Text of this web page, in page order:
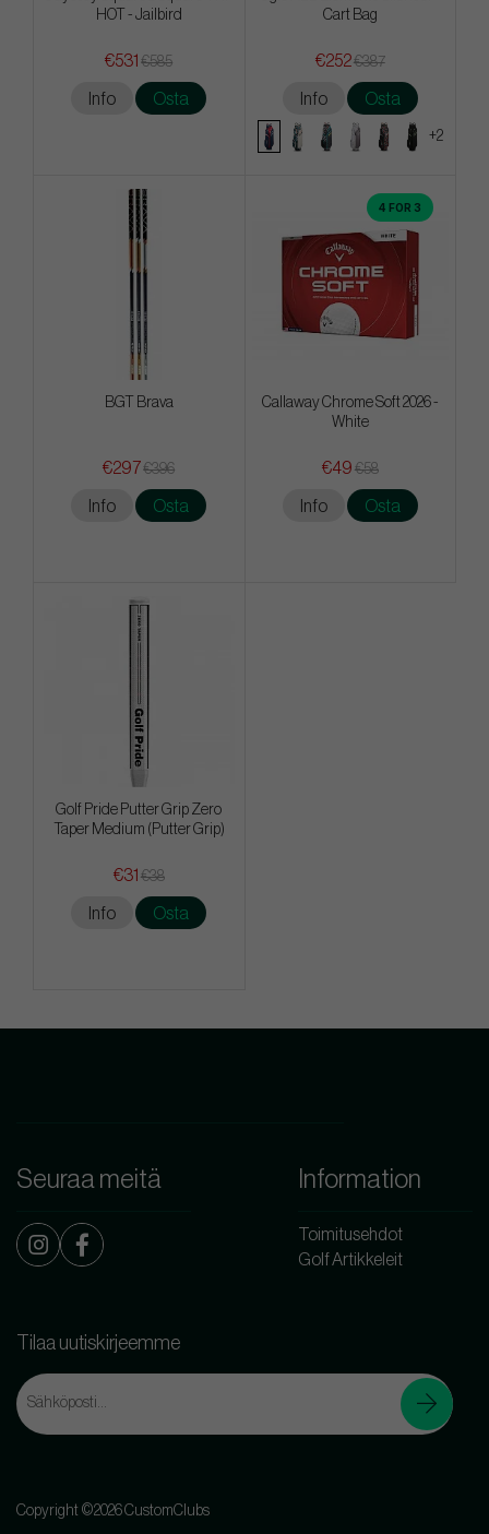
HOT - Jailbird
€531 €585
Info Osta
Cart Bag
€252€387
Info Osta
+2
BGT Brava
€297€396
Info Osta
4 FOR 3
Callaway Chrome Soft 2026 -
White
€49 €58
Info Osta
Golf Pride Putter Grip Zero
Taper Medium (Putter Grip)
€31 €38
Info Osta
Seuraa meitä Information
Toimitusehdot
Golf Artikkeleit
Tilaa uutiskirjeemme
Copyright ©2026 CustomClubs